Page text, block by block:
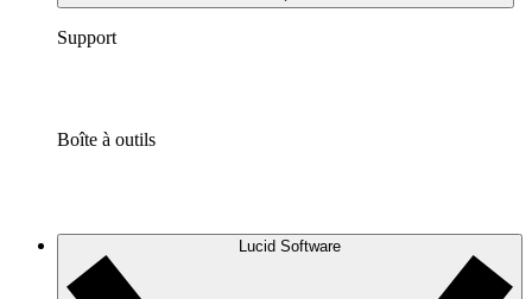
Support
Boîte à outils
Lucid Software